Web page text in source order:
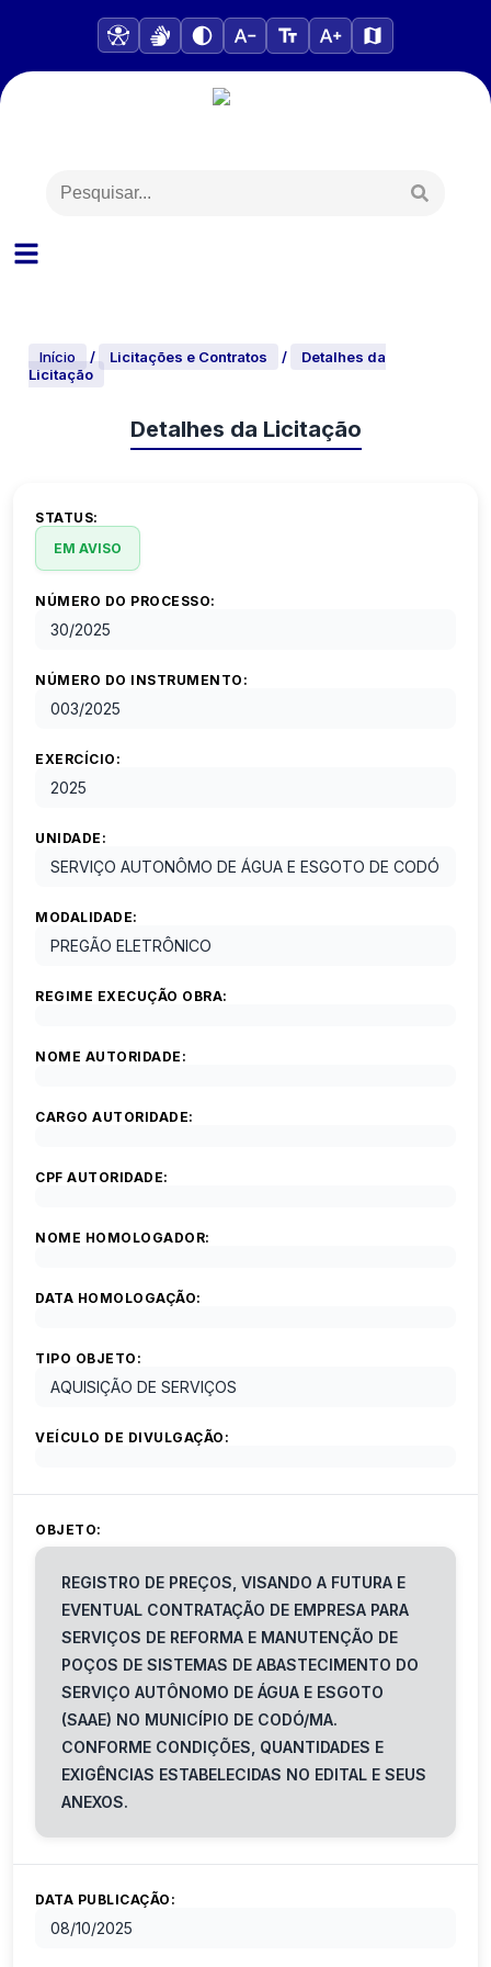
Início / Licitações e Contratos /
Detalhes da
Licitação
Detalhes da Licitação
STATUS:
EM AVISO
NÚMERO DO PROCESSO:
30/2025
NÚMERO DO INSTRUMENTO:
003/2025
EXERCÍCIO:
2025
UNIDADE:
SERVIÇO AUTONÔMO DE ÁGUA E ESGOTO DE CODÓ
MODALIDADE:
PREGÃO ELETRÔNICO
REGIME EXECUÇÃO OBRA:
NOME AUTORIDADE:
CARGO AUTORIDADE:
CPF AUTORIDADE:
NOME HOMOLOGADOR:
DATA HOMOLOGAÇÃO:
TIPO OBJETO:
AQUISIÇÃO DE SERVIÇOS
VEÍCULO DE DIVULGAÇÃO:
OBJETO:
REGISTRO DE PREÇOS, VISANDO A FUTURA E
EVENTUAL CONTRATAÇÃO DE EMPRESA PARA
SERVIÇOS DE REFORMA E MANUTENÇÃO DE
POÇOS DE SISTEMAS DE ABASTECIMENTO DO
SERVIÇO AUTÔNOMO DE ÁGUA E ESGOTO
(SAAE) NO MUNICÍPIO DE CODÓ/MA.
CONFORME CONDIÇÕES, QUANTIDADES E
EXIGÊNCIAS ESTABELECIDAS NO EDITAL E SEUS
ANEXOS.
DATA PUBLICAÇÃO:
08/10/2025